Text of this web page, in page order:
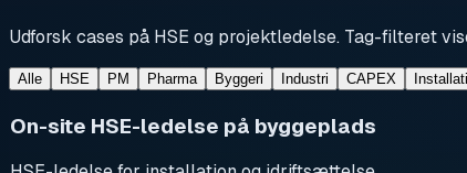
Udforsk cases på HSE og projektledelse. Tag-filteret
Alle HSE PM Pharma Byggeri Industri CAPEX
On-site HSE-ledelse på byggeplads